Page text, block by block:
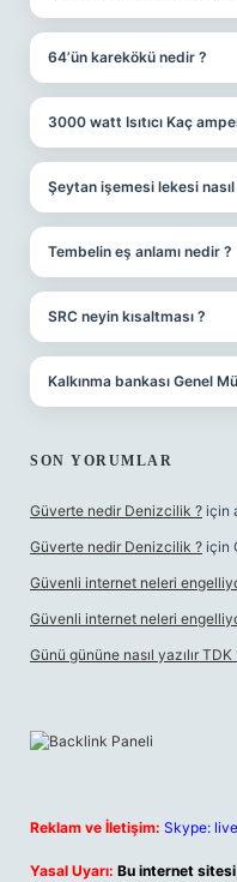
64’ün karekökü nedir ?
3000 watt Isıtıcı Kaç
Şeytan işemesi lekesi nasıl
Tembelin eş anlamı nedir ?
SRC neyin kısaltması ?
Kalkınma bankası Genel
SON YORUMLAR
Güverte nedir Denizcilik ? için
Güverte nedir Denizcilik ? için
Güvenli internet neleri
Güvenli internet neleri
Günü gününe nasıl yazılır TDK
Reklam ve İletişim: Skype:
Yasal Uyarı: Bu internet